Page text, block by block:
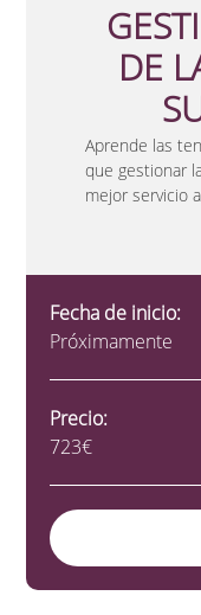
DE
Aprende las
que gestionar
mejor servicio
Fecha de inicio:
Próximamente
Precio:
723€